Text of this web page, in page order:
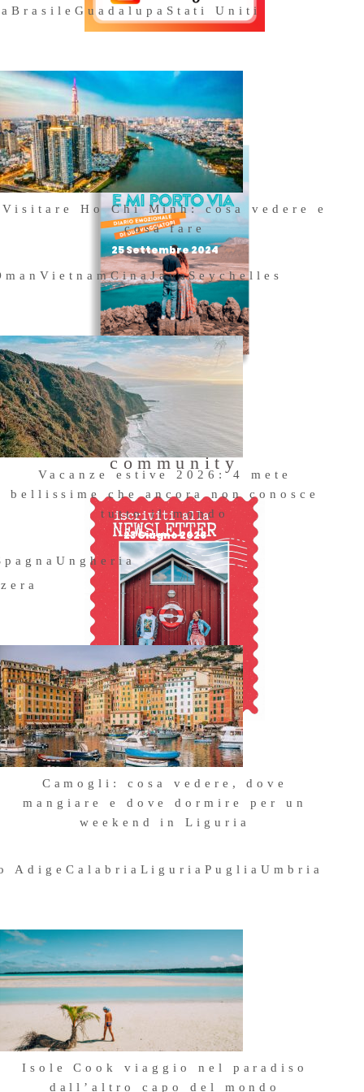
BrasileGuadalupa Stati Uniti
Visitare Ho Chi Minh: cosa vedere e
cosa fare
25 Settembre 2024
VietnamCinaJavaSeychelles
Vacanze estive 2026: 4 mete
bellissime che ancora non conosce
tutto il mondo
23 Giugno 2026
Ungheria
Camogli: cosa vedere, dove
mangiare e dove dormire per un
weekend in Liguria
Adige Calabria LiguriaPuglia Umbria
Isole Cook viaggio nel paradiso
dall’altro capo del mondo
Acquista il
nostro libro
Entra a far
parte della
community